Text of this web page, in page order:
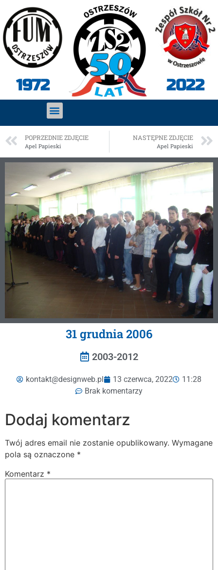
1972 2022
POPRZEDNIE ZDJĘCIE
Apel Papieski
NASTĘPNE ZDJĘCIE
Apel Papieski
31 ‎grudnia ‎2006
2003-2012
kontakt@designweb.pl 13 czerwca, 2022
11:28
Brak komentarzy
Dodaj komentarz
Twój adres email nie zostanie opublikowany. Wymagane
pola są oznaczone *
Komentarz *